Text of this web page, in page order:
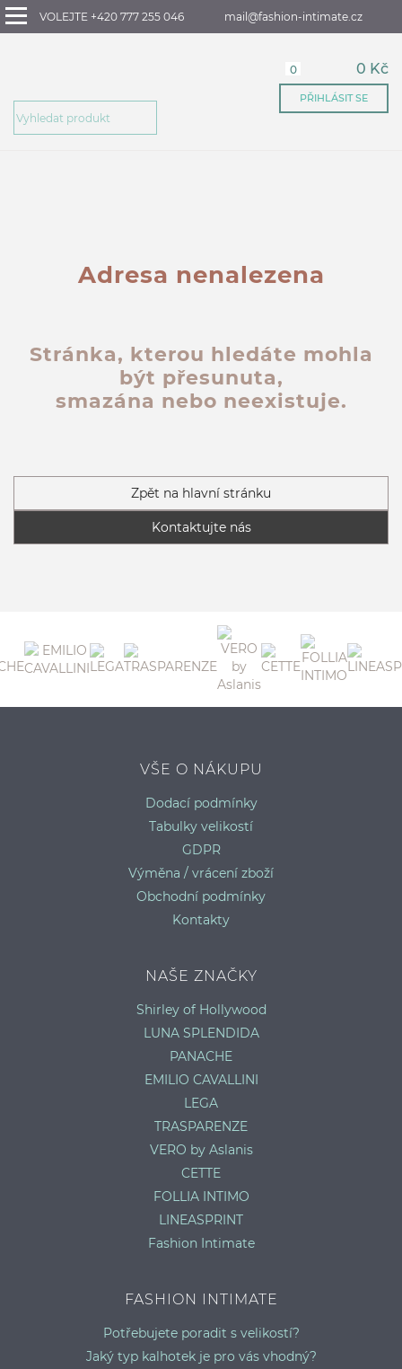
VOLEJTE +420 777 255 046 mail@fashion-intimate.cz
0 0 Kč
PŘIHLÁSIT SE
Adresa nenalezena
Stránka, kterou hledáte mohla
být přesunuta,
smazána nebo neexistuje.
Zpět na hlavní stránku
Kontaktujte nás
VŠE O NÁKUPU
Dodací podmínky
Tabulky velikostí
GDPR
Výměna / vrácení zboží
Obchodní podmínky
Kontakty
NAŠE ZNAČKY
Shirley of Hollywood
LUNA SPLENDIDA
PANACHE
EMILIO CAVALLINI
LEGA
TRASPARENZE
VERO by Aslanis
CETTE
FOLLIA INTIMO
LINEASPRINT
Fashion Intimate
FASHION INTIMATE
Potřebujete poradit s velikostí?
Jaký typ kalhotek je pro vás vhodný?